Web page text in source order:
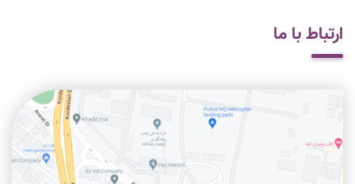
بازدید معاون وزیر صمت از شهرک صنعتی در حال تأسیس مس ورزقان
1405/05/07
ارتباط با ما